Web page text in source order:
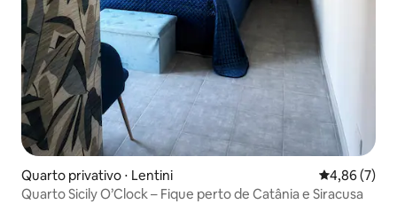
Quarto privativo ⋅ Lentini 4,86 de uma
4,86 (7)
Quarto Sicily O’Clock – Fique perto de Catânia e Siracusa